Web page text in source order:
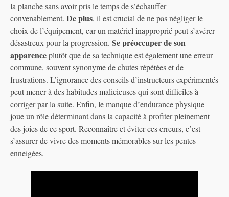
la planche sans avoir pris le temps de s’échauffer
convenablement. De plus, il est crucial de ne pas négliger le
choix de l’équipement, car un matériel inapproprié peut s’avérer
désastreux pour la progression. Se préoccuper de son
apparenceplutôt que de sa technique est également une erreur
commune, souvent synonyme de chutes répétées et de
frustrations. L’ignorance des conseils d’instructeurs expérimentés
peut mener à des habitudes malicieuses qui sont difficiles à
corriger par la suite. Enfin, le manque d’endurance physique
joue un rôle déterminant dans la capacité à profiter pleinement
des joies de ce sport. Reconnaître et éviter ces erreurs, c’est
s’assurer de vivre des moments mémorables sur les pentes
enneigées.